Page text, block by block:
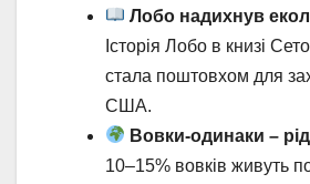
Лобо надихнув
Історія Лобо в книзі
стала поштовхом для
США.
Вовки-одинаки –
10–15% вовків живуть